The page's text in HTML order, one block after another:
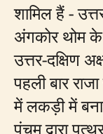
शामिल हैं -
अंगकोर थोम के
उत्तर-दक्षिण
पहली बार
में लकड़ी में
पंचम द्वारा